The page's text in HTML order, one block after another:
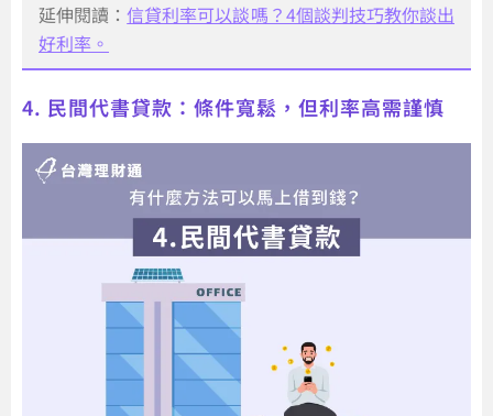
延伸閱讀：信貸利率可以談嗎？4個談判技巧教你談出
好利率。
4. 民間代書貸款：條件寬鬆，但利率高需謹慎